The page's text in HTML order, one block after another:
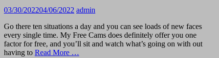
03/30/202204/06/2022 admin
Go there ten situations a day and you can see loads of new faces
every single time. My Free Cams does definitely offer you one
factor for free, and you’ll sit and watch what’s going on with out
having to Read More …